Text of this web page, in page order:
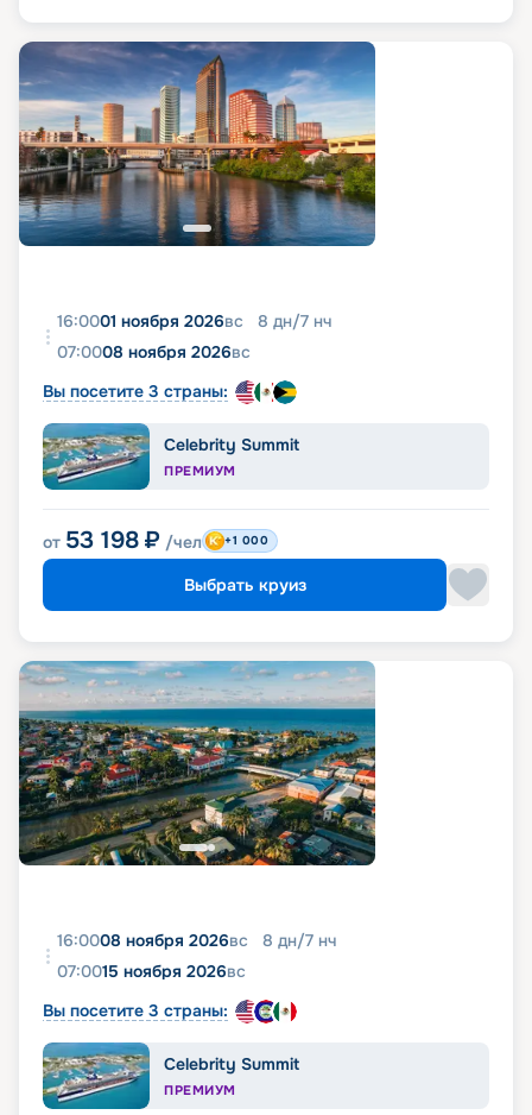
16:0001 ноября 2026вс 8 дн/7 нч
07:0008 ноября 2026вс
Вы посетите 3 страны:
Celebrity Summit
ПРЕМИУМ
от 53 198 ₽ /чел +1 000
Выбрать круиз
16:0008 ноября 2026вс 8 дн/7 нч
07:0015 ноября 2026вс
Вы посетите 3 страны:
Celebrity Summit
ПРЕМИУМ